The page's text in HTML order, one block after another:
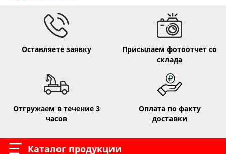
Оставляете заявку
Присылаем фотоотчет со
склада
Отгружаем в течение 3
часов
Оплата по факту
доставки
Каталог продукции